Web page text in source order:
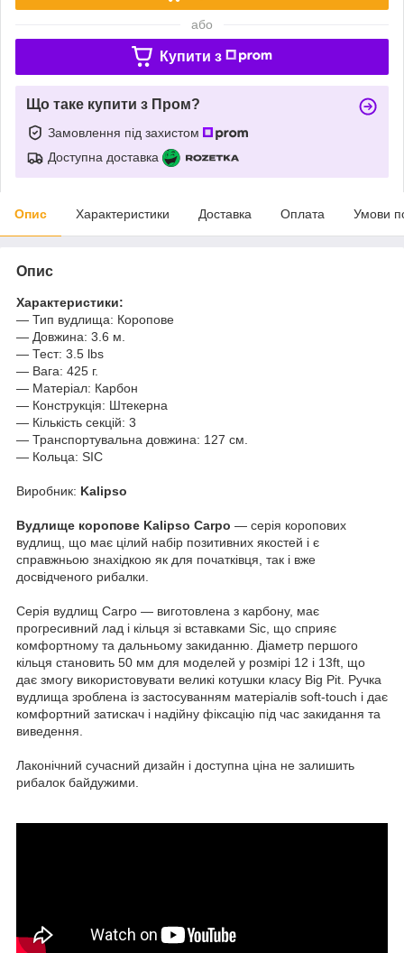
або
Купити з
Що таке купити з Пром?
Замовлення під захистом
Доступна доставка
Опис Характеристики Доставка Оплата Умови
Опис
Характеристики:
— Тип вудлища: Коропове
— Довжина: 3.6 м.
— Тест: 3.5 lbs
— Вага: 425 г.
— Матеріал: Карбон
— Конструкція: Штекерна
— Кількість секцій: 3
— Транспортувальна довжина: 127 cм.
— Кольца: SIC
Виробник: Kalipso
Вудлище коропове Kalipso Carpo — серія коропових
вудлищ, що має цілий набір позитивних якостей і є
справжньою знахідкою як для початківця, так і вже
досвідченого рибалки.
Серія вудлищ Carpo — виготовлена з карбону, має
прогресивний лад і кільця зі вставками Sic, що сприяє
комфортному та дальньому закиданню. Діаметр першого
кільця становить 50 мм для моделей у розмірі 12 і 13ft, що
дає змогу використовувати великі котушки класу Big Pit. Ручка
вудлища зроблена із застосуванням матеріалів soft-touch і дає
комфортний затискач і надійну фіксацію під час закидання та
виведення.
Лаконічний сучасний дизайн і доступна ціна не залишить
рибалок байдужими.